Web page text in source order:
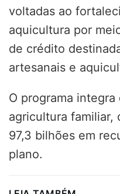
voltadas ao
aquicultura por
de crédito
artesanais e
O programa
agricultura familiar,
97,3 bilhões em
plano.